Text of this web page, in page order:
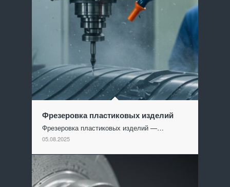
Фрезеровка пластиковых изделий
Фрезеровка пластиковых изделий —…
05.08.2025